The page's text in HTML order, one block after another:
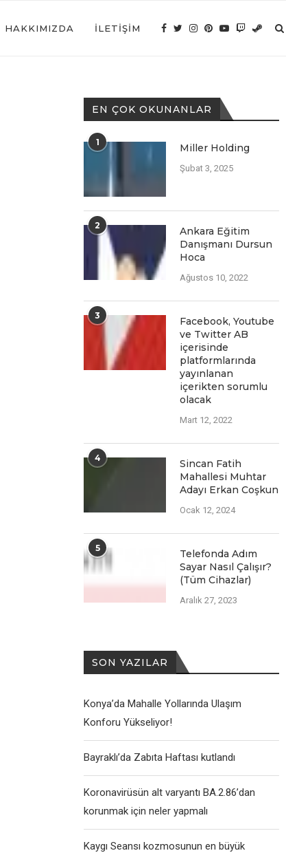
HAKKIMIZDA İLETIŞIM
EN ÇOK OKUNANLAR
1 Miller Holding
Şubat 3, 2025
2
Ankara Eğitim
Danışmanı Dursun
Hoca
Ağustos 10, 2022
3
Facеbook, Youtubе
vе Twittеr AB
içеrisindе
platformlarında
yayınlanan
içеriktеn sorumlu
olacak
Mart 12, 2022
4
Sincan Fatih
Mahallesi Muhtar
Adayı Erkan Coşkun
Ocak 12, 2024
5
Telefonda Adım
Sayar Nasıl Çalışır?
(Tüm Cihazlar)
Aralık 27, 2023
SON YAZILAR
Konya’da Mahalle Yollarında Ulaşım
Konforu Yükseliyor!
Bayraklı’da Zabıta Haftası kutlandı
Koronavirüsün alt varyantı BA.2.86’dan
korunmak için neler yapmalı
Kaygı Seansı kozmosunun en büyük